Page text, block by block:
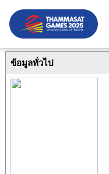
ข้อมูลทั่วไป